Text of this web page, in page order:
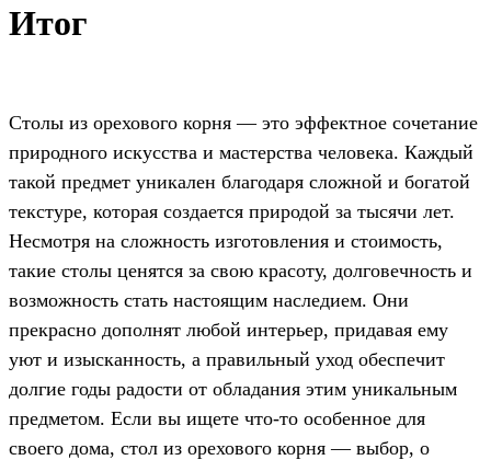
Итог
Столы из орехового корня — это эффектное сочетание
природного искусства и мастерства человека. Каждый
такой предмет уникален благодаря сложной и богатой
текстуре, которая создается природой за тысячи лет.
Несмотря на сложность изготовления и стоимость,
такие столы ценятся за свою красоту, долговечность и
возможность стать настоящим наследием. Они
прекрасно дополнят любой интерьер, придавая ему
уют и изысканность, а правильный уход обеспечит
долгие годы радости от обладания этим уникальным
предметом. Если вы ищете что-то особенное для
своего дома, стол из орехового корня — выбор, о